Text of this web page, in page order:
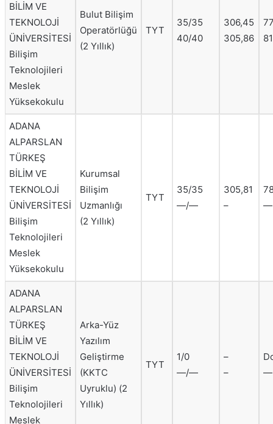
BİLİM VE
TEKNOLOJİ
ÜNİVERSİTESİ
Bilişim
Teknolojileri
Meslek
Yüksekokulu
Bulut Bilişim
Operatörlüğü
(2 Yıllık)
TYT
35/35
40/40
306,45
305,86
ADANA
ALPARSLAN
TÜRKEŞ
BİLİM VE
TEKNOLOJİ
ÜNİVERSİTESİ
Bilişim
Teknolojileri
Meslek
Yüksekokulu
Kurumsal
Bilişim
Uzmanlığı
(2 Yıllık)
TYT
35/35
—/—
305,81
–
—
ADANA
ALPARSLAN
TÜRKEŞ
BİLİM VE
TEKNOLOJİ
ÜNİVERSİTESİ
Bilişim
Teknolojileri
Meslek
Arka-Yüz
Yazılım
Geliştirme
(KKTC
Uyruklu) (2
Yıllık)
TYT
1/0
—/—
–
–
—